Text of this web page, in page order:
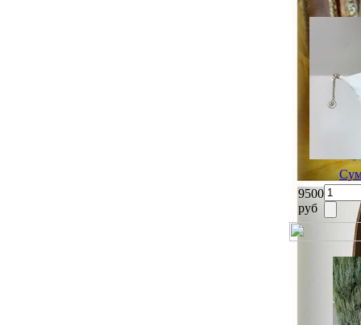
9500
руб